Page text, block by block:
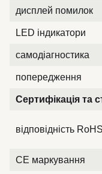
дисплей помилок
LED індикатори
самодіагностика
попередження
Сертифікація та
відповідність RoHS
CE маркування